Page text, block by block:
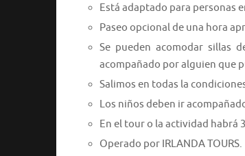
Está adaptado para personas
Paseo opcional de una hora
Se pueden acomodar sillas
acompañado por alguien que
Salimos en todas la
Los niños deben ir
En el tour o la actividad habrá
Operado por IRLANDA TOURS.